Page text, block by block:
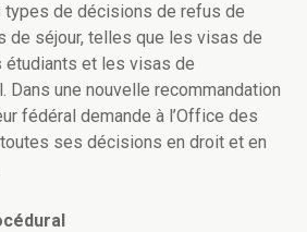
de décisions de refus de
de séjour, telles que les visas de
étudiants et les visas de
Dans une nouvelle recommandation
fédéral demande à l’Office des
ses décisions en droit et en